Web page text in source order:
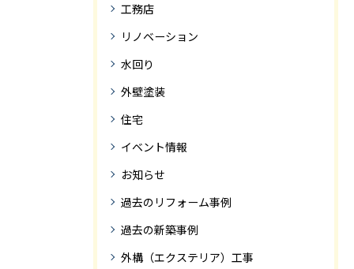
工務店
リノベーション
水回り
外壁塗装
住宅
イベント情報
お知らせ
過去のリフォーム事例
過去の新築事例
外構（エクステリア）工事